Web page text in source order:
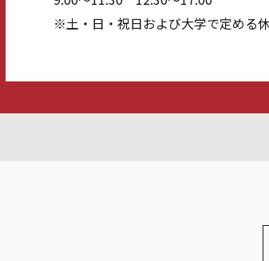
※土・日・祝日および大学で定める休